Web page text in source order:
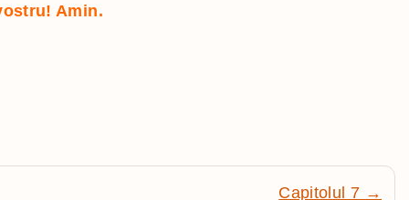
Amin.
Capitolul 7 →